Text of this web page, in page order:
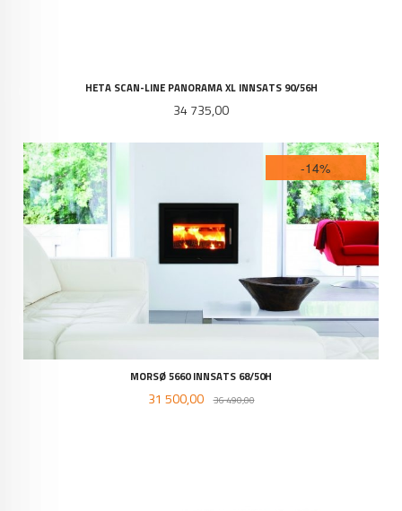
HETA SCAN-LINE PANORAMA XL INNSATS 90/56H
Pris
34 735,00
MORSØ 5660 INNSATS 68/50H
Tilbud
31 500,00 36 490,00Rabatt
-14%